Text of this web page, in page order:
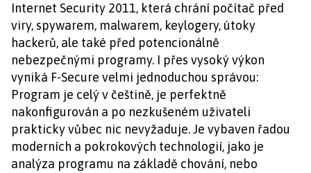
Internet Security 2011, která chrání počítač před
viry, spywarem, malwarem, keylogery, útoky
hackerů, ale také před potencionálně
nebezpečnými programy. I přes vysoký výkon
vyniká F-Secure velmi jednoduchou správou:
Program je celý v češtině, je perfektně
nakonfigurován a po nezkušeném uživateli
prakticky vůbec nic nevyžaduje. Je vybaven řadou
moderních a pokrokových technologií, jako je
analýza programu na základě chování, nebo